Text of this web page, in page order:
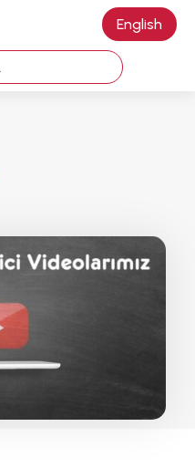
English
M